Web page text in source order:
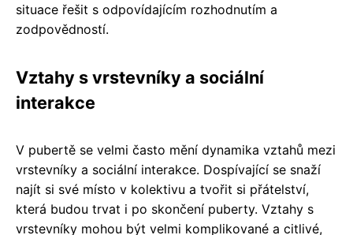
situace řešit s odpovídajícím rozhodnutím a
zodpovědností.
Vztahy s vrstevníky a sociální
interakce
V pubertě se velmi často mění dynamika vztahů mezi
vrstevníky a sociální interakce. Dospívající se snaží
najít si své místo v kolektivu a tvořit si přátelství,
která budou trvat i po skončení puberty. Vztahy s
vrstevníky mohou být velmi komplikované a citlivé,